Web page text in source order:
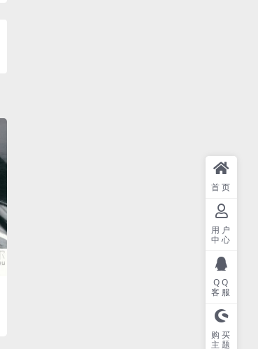
首页
用户
中心
QQ
客服
购买
主题